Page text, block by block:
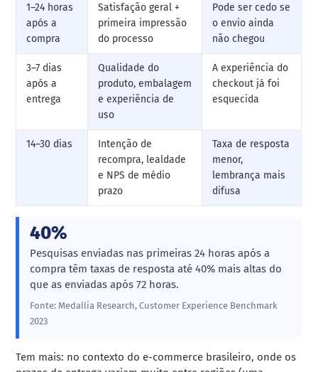
1–24 horas
após a
compra
Satisfação geral +
primeira impressão
do processo
Pode ser cedo se
o envio ainda
não chegou
3–7 dias
após a
entrega
Qualidade do
produto, embalagem
e experiência de
uso
A experiência do
checkout já foi
esquecida
14–30 dias
Intenção de
recompra, lealdade
e NPS de médio
prazo
Taxa de resposta
menor,
lembrança mais
difusa
40%
Pesquisas enviadas nas primeiras 24 horas após a
compra têm taxas de resposta até 40% mais altas do
que as enviadas após 72 horas.
Fonte: Medallia Research, Customer Experience Benchmark
2023
Tem mais: no contexto do e-commerce brasileiro, onde os